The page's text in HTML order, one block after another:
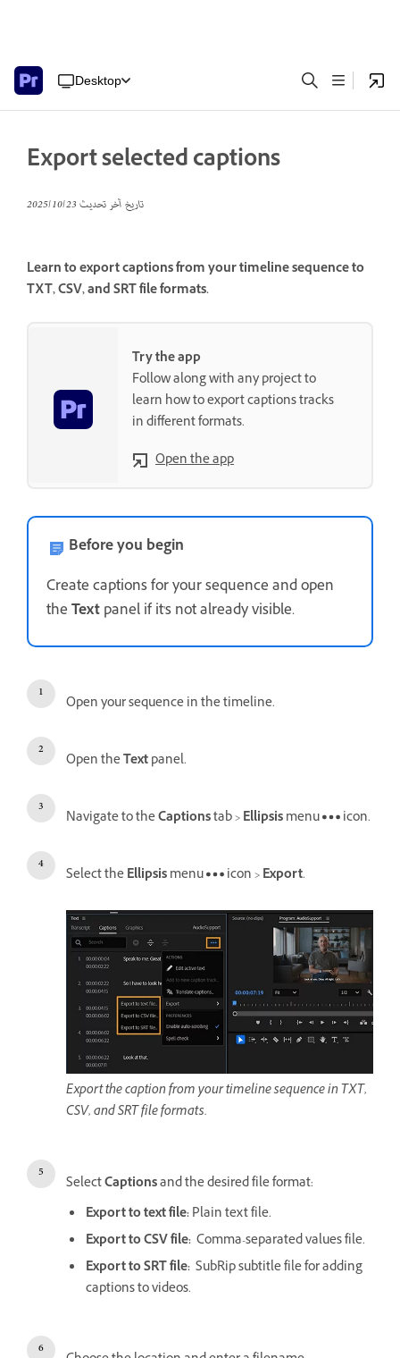
Desktop
Export selected captions
تاريخ آخر تحديث23‏/10‏/2025
Learn to export captions from your timeline sequence to
TXT, CSV, and SRT file formats.
Try the app
Follow along with any project to
learn how to export captions tracks
in different formats.
Open the app
Before you begin
Create captions for your sequence and open
theTextpanel if it's not already visible.
Open your sequence in the timeline.
Open theTextpanel.
Navigate to theCaptionstab >Ellipsismenu icon.
Select theEllipsismenu icon >Export.
Export the caption from your timeline sequence in TXT,
CSV, and SRT file formats.
SelectCaptionsand the desired file format:
Export to text file:Plain text file.
Export to CSV file: Comma-separated values file.
Export to SRT file: SubRip subtitle file for adding
captions to videos.